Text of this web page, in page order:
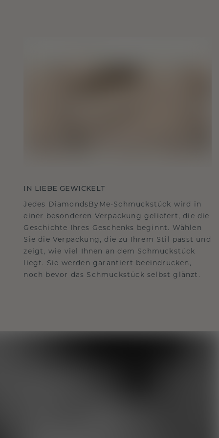
IN LIEBE GEWICKELT
Jedes DiamondsByMe-Schmuckstück wird in
einer besonderen Verpackung geliefert, die die
Geschichte Ihres Geschenks beginnt. Wählen
Sie die Verpackung, die zu Ihrem Stil passt und
zeigt, wie viel Ihnen an dem Schmuckstück
liegt. Sie werden garantiert beeindrucken,
noch bevor das Schmuckstück selbst glänzt.